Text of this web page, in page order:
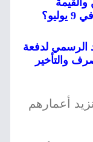
المتوقعة.. هل أنت من المستفيدين في 9 يوليو؟
الرسمي لدفعة
والتأخير
أعمارهم